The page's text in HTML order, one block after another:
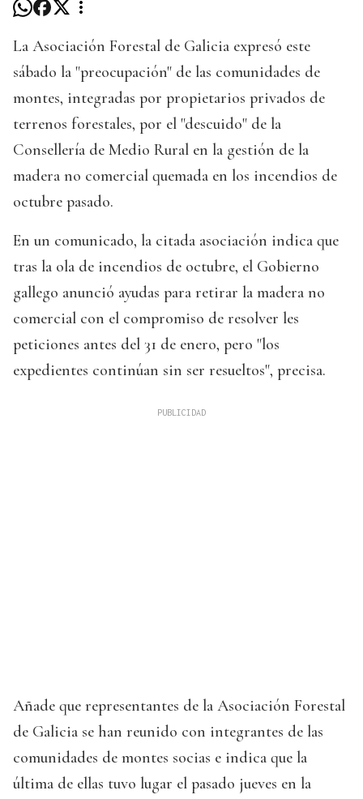
La Asociación Forestal de Galicia expresó este
sábado la "preocupación" de las comunidades de
montes, integradas por propietarios privados de
terrenos forestales, por el "descuido" de la
Consellería de Medio Rural en la gestión de la
madera no comercial quemada en los incendios de
octubre pasado.
En un comunicado, la citada asociación indica que
tras la ola de incendios de octubre, el Gobierno
gallego anunció ayudas para retirar la madera no
comercial con el compromiso de resolver les
peticiones antes del 31 de enero, pero "los
expedientes continúan sin ser resueltos", precisa.
Añade que representantes de la Asociación Forestal
de Galicia se han reunido con integrantes de las
comunidades de montes socias e indica que la
última de ellas tuvo lugar el pasado jueves en la